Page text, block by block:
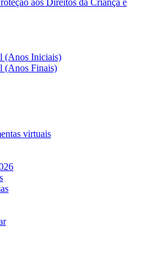
(Anos Iniciais)
(Anos Finais)
virtuais